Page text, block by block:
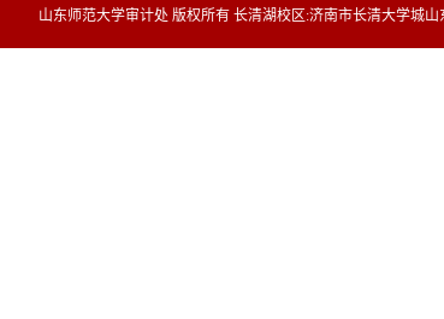
山东师范大学审计处 版权所有 长清湖校区:济南市长清大学城